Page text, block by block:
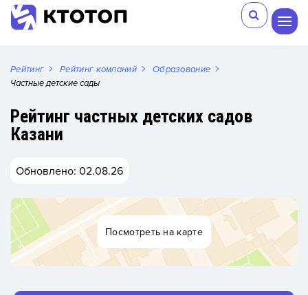
Рейтинг Рейтинг компаний
Образование
Частные детские сады
Рейтинг частных детских садов
Казани
Обновлено: 02.08.26
Посмотреть на карте